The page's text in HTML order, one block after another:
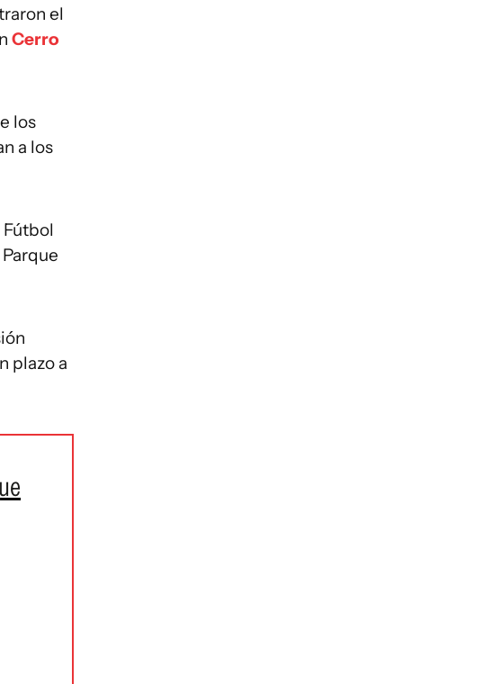
el
Cerro
los
a los
plazo a